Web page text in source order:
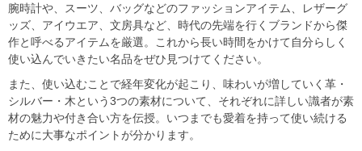
腕時計や、スーツ、バッグなどのファッションアイテム、レザーグ
ッズ、アイウエア、文房具など、時代の先端を行くブランドから傑
作と呼べるアイテムを厳選。これから長い時間をかけて自分らしく
使い込んでいきたい名品をぜひ見つけてください。
また、使い込むことで経年変化が起こり、味わいが増していく革・
シルバー・木という3つの素材について、それぞれに詳しい識者が素
材の魅力や付き合い方を伝授。いつまでも愛着を持って使い続ける
ために大事なポイントが分かります。